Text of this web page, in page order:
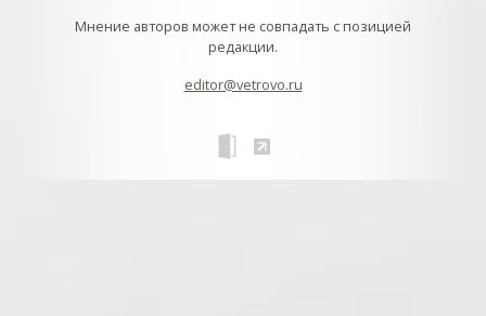
Мнение авторов может не совпадать с позицией
редакции.
editor@vetrovo.ru